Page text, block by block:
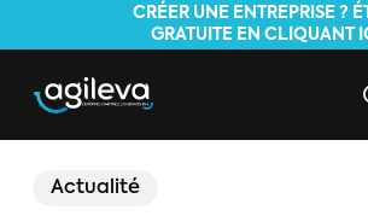
to
content
CRÉER UNE ENTREPRISE ?
GRATUITE EN CLIQUANT
Actualité